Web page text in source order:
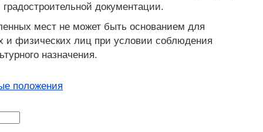
документации.
мест не может быть основанием для
и физических лиц при условии соблюдения
назначения.
положения